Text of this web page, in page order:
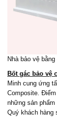
Nhà bảo vệ
Bốt gác bảo vệ
Minh cung ứng
Composite.
những sản
Quý khách hàng